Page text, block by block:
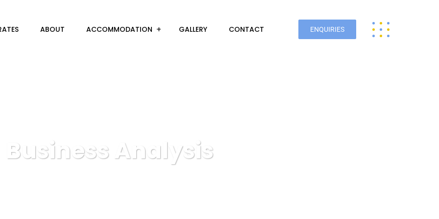
ABOUT ACCOMMODATION GALLERY CONTACT ENQUIRIES
Business Analysis